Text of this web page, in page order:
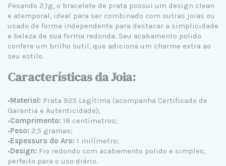
Pesando 2,1g, o bracelete de prata possui um design clean
e atemporal, ideal para ser combinado com outras joias ou
usado de forma independente para destacar a simplicidade
e beleza de sua forma redonda. Seu acabamento polido
confere um brilho sutil, que adiciona um charme extra ao
seu estilo.
Características da Joia:
•Material: Prata 925 Legítima (acompanha Certificado de
Garantia e Autenticidade);
•Comprimento: 18 centímetros;
•Peso: 2,5 gramas;
•Espessura do Aro: 1 milímetro;
•Design: Fio redondo com acabamento polido e simples,
perfeito para o uso diário.